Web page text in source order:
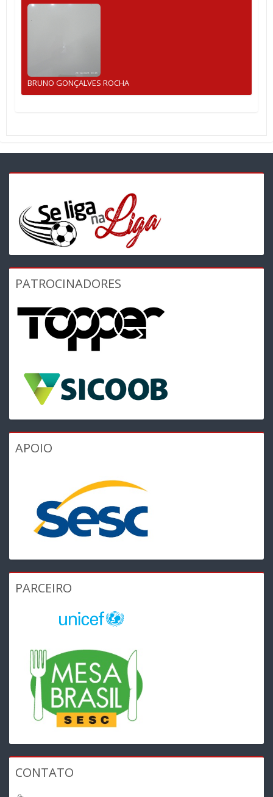
BRUNO GONÇALVES ROCHA
PATROCINADORES
APOIO
PARCEIRO
CONTATO